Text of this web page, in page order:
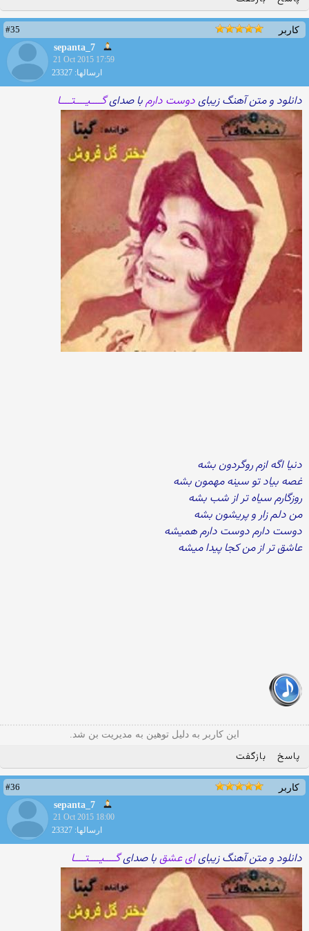
کاربر
#35
sepanta_7
21 Oct 2015 17:59
ارسالها: 23327
دانلود و متن آهنگ زیبایدوست دارمبا صدایگــــیــــتــــا
دنیا اگه ازم روگردون بشه
غصه بیاد تو سینه مهمون بشه
روزگارم سیاه تر از شب بشه
من دلم زار و پریشون بشه
دوست دارم دوست دارم همیشه
عاشق تر از من کجا پیدا میشه
این کاربر به دلیل توهین به مدیریت بن شد.
پاسخ بازگفت
کاربر
#36
sepanta_7
21 Oct 2015 18:00
ارسالها: 23327
دانلود و متن آهنگ زیبایای عشقبا صدایگــــیــــتــــا